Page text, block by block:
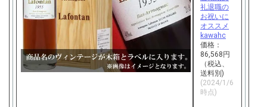
礼退職の
お祝いに
オススメ
kawahc
価格：
86,568円
（税込、
送料別)
(2024/1/6
時点)